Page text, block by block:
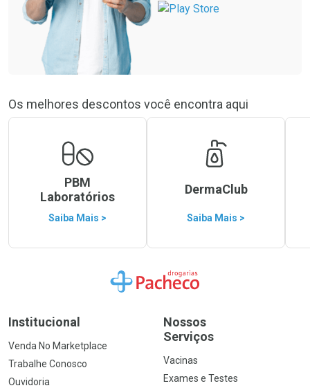
Os melhores descontos você encontra aqui
PBM
Laboratórios
Saiba Mais >
DermaClub
Saiba Mais >
Ir para a Home
Institucional
Venda No Marketplace
Trabalhe Conosco
Ouvidoria
Nossos
Serviços
Vacinas
Exames e Testes